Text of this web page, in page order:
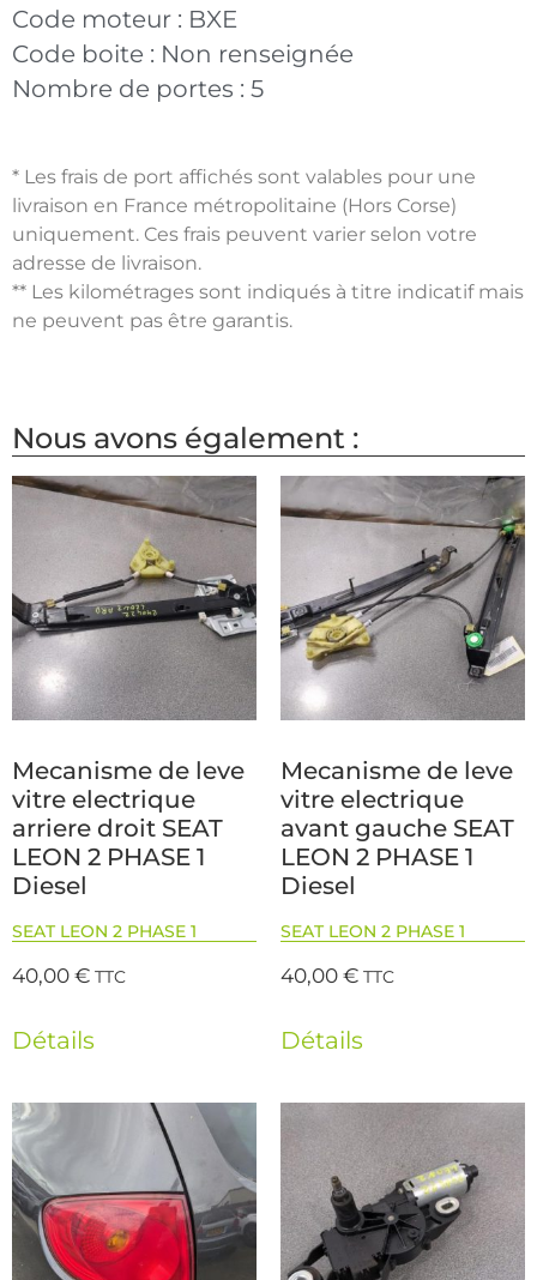
Code moteur : BXE
Code boite : Non renseignée
Nombre de portes : 5
* Les frais de port affichés sont valables pour une
livraison en France métropolitaine (Hors Corse)
uniquement. Ces frais peuvent varier selon votre
adresse de livraison.
** Les kilométrages sont indiqués à titre indicatif mais
ne peuvent pas être garantis.
Nous avons également :
Mecanisme de leve
vitre electrique
arriere droit SEAT
LEON 2 PHASE 1
Diesel
SEAT LEON 2 PHASE 1
40,00€ TTC
Détails
Mecanisme de leve
vitre electrique
avant gauche SEAT
LEON 2 PHASE 1
Diesel
SEAT LEON 2 PHASE 1
40,00€ TTC
Détails